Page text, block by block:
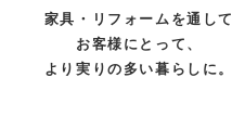
家具・リフォームを通して
お客様にとって、
より実りの多い暮らしに。